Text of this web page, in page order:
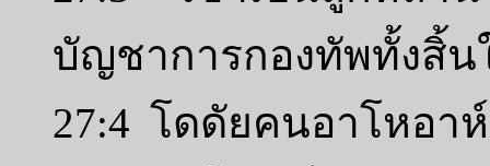
บัญชาการกองทัพทั้งสิ้น
27:4 โดดัยคนอาโหอา